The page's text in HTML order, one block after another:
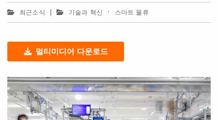
최근소식 | 기술과 혁신 · 스마트 물류
멀티미디어 다운로드